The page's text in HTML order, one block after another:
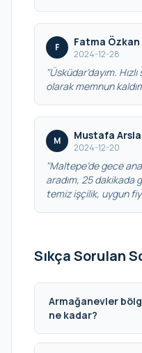
F Fatma Özkan
2024-12-28
"Üsküdar’dayım.
olarak memnun
M Mustafa
2024-12-20
"Maltepe’de gece
aradım, 25 dakikada
temiz işçilik, uygun
Sıkça Sorulan
Armağanevler
ne kadar?